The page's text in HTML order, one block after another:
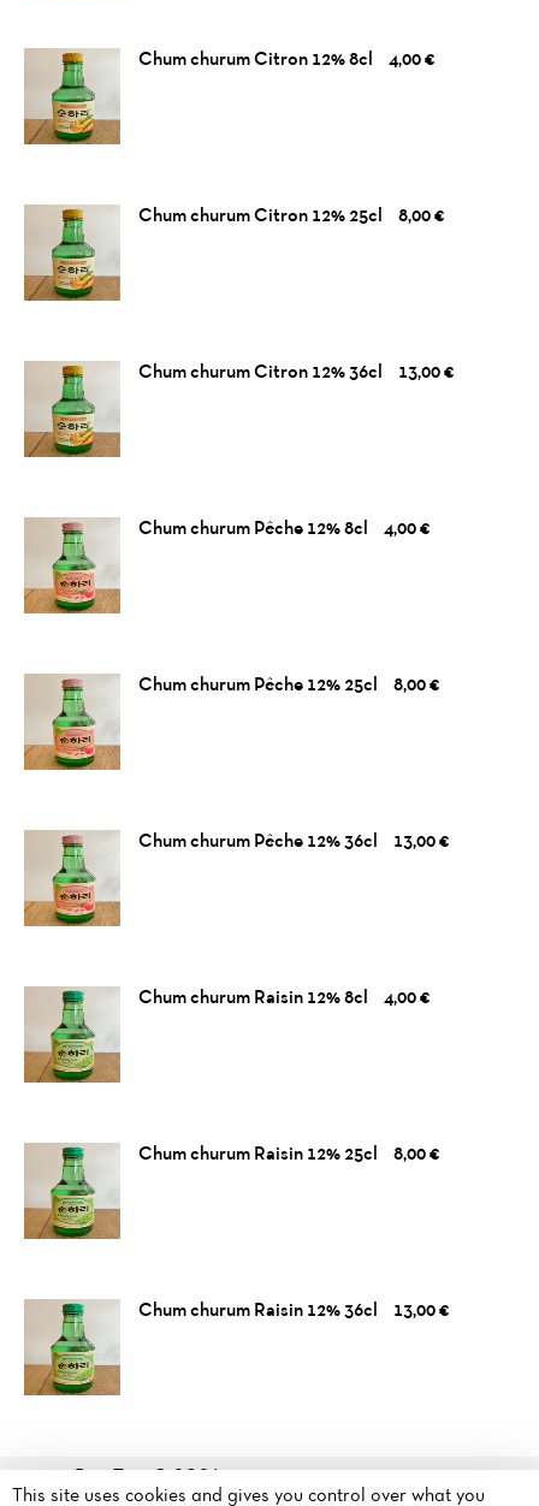
Chum churum Citron 12% 8cl 4,00 €
Chum churum Citron 12% 25cl 8,00 €
Chum churum Citron 12% 36cl 13,00 €
Chum churum Pêche 12% 8cl 4,00 €
Chum churum Pêche 12% 25cl 8,00 €
Chum churum Pêche 12% 36cl 13,00 €
Chum churum Raisin 12% 8cl 4,00 €
Chum churum Raisin 12% 25cl 8,00 €
Chum churum Raisin 12% 36cl 13,00 €
Bap Time© 2026
Legal mentions·Privacy
38 Av. de l'Europe
This site uses cookies and gives you control over what you